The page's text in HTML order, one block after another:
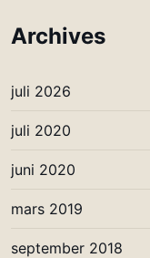
Archives
juli 2026
juli 2020
juni 2020
mars 2019
september 2018